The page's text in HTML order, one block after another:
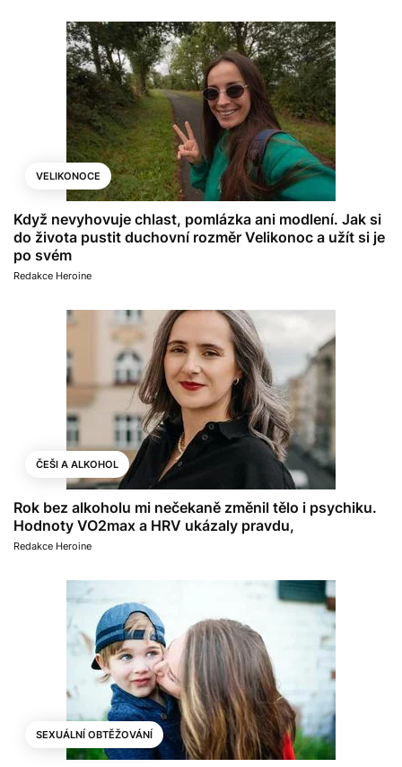
VELIKONOCE
Když nevyhovuje chlast, pomlázka ani modlení. Jak si
do života pustit duchovní rozměr Velikonoc a užít si je
po svém
Redakce Heroine
ČEŠI A ALKOHOL
Rok bez alkoholu mi nečekaně změnil tělo i psychiku.
Hodnoty VO2max a HRV ukázaly pravdu,
Redakce Heroine
SEXUÁLNÍ OBTĚŽOVÁNÍ